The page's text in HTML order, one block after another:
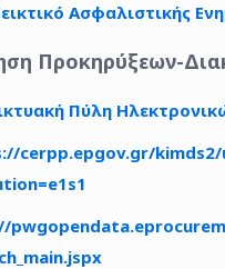
Ασφαλιστικής
Προκηρύξεων-
Πύλη
cerpp.epgov.gr/